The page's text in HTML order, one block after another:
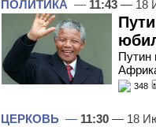
ПОЛИТИКА — 11:43 — 18
Путин
348
ЦЕРКОВЬ — 11:30 — 18